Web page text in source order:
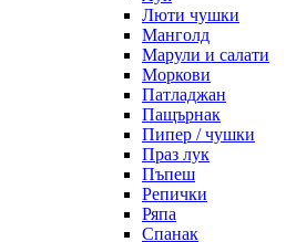
Люти чушки
Манголд
Марули и салати
Моркови
Патладжан
Пащърнак
Пипер / чушки
Праз лук
Пъпеш
Репички
Ряпа
Спанак